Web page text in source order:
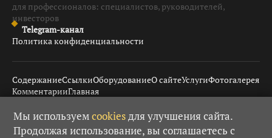
для профессионалов: специалистов, руководителей,
инвесторов
Telegram-канал
Политика конфиденциальности
СодержаниеСсылкиОборудованиеО сайтеУслугиФотогалерея
КомментарииГлавная
© 2008–2026 Золотодобыча · 18+ · При использовании
Мы используемcookiesдля улучшения сайта.
Продолжая использование, вы соглашаетесь с